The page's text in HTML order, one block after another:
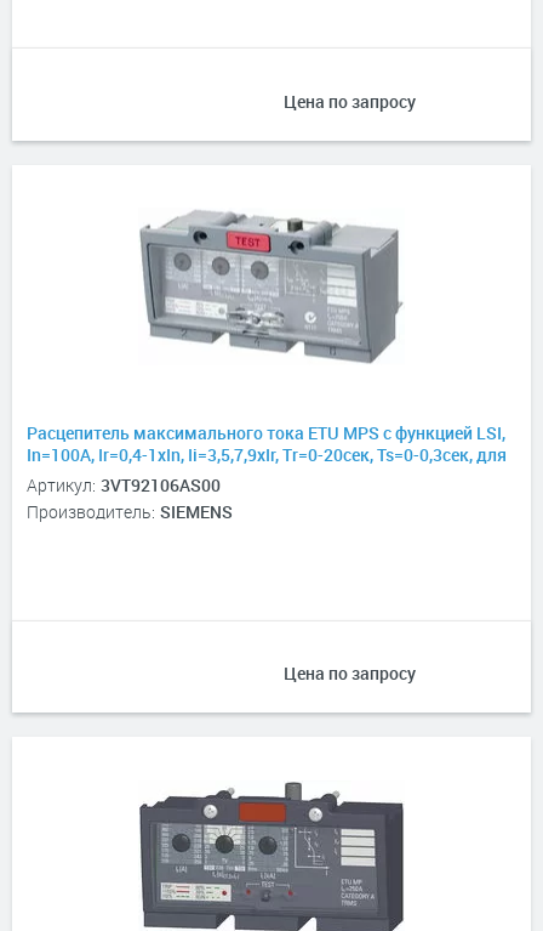
Цена по запросу
Расцепитель максимального тока ETU MPS с функцией LSI,
In=100А, Ir=0,4-1хIn, Ii=3,5,7,9хIr, Tr=0-20сек, Ts=0-0,3сек, для
3VT2
Артикул: 3VT92106AS00
Производитель: SIEMENS
Цена по запросу